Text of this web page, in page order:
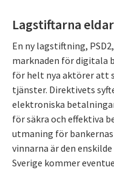
Lagstiftarna
En ny lagstiftning,
marknaden för digitala
för helt nya aktörer att
tjänster. Direktivets
elektroniska
för säkra och effektiva
utmaning för
vinnarna är den
Sverige kommer